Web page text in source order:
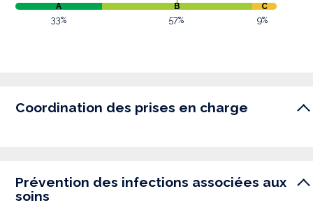
A B C
33% 57% 9%
Coordination des prises en charge
Prévention des infections associées aux
soins